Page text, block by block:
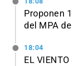
Proponen
del MPA
18:04
EL VIENTO